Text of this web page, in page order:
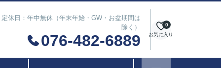
休日：年中無休（年末年始・GW・お盆期間は
除く）
076-482-6889 お気に入り
0